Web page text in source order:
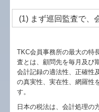
(1) まず巡回監査で、
TKC会員事務所の最大の特
査とは、顧問先を毎月及び
会計記録の適法性、正確性
の真実性、実在性、網羅性
す。
日本の税法は、会計処理の